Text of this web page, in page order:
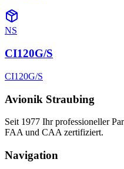
NS
CI120G/S
CI120G/S
Avionik Straubing
Seit 1977 Ihr professioneller
FAA und CAA zertifiziert.
Navigation